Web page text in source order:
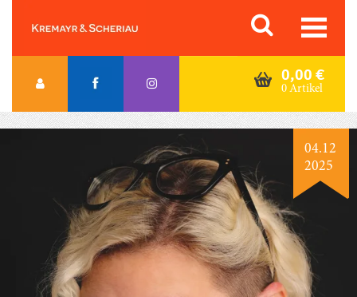
content
Orac K&S
0,00 €
0 Artikel
04.12
2025